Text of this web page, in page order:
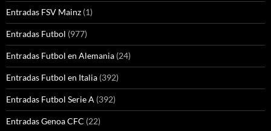
Entradas FSV Mainz (1)
Entradas Futbol (977)
Entradas Futbol en Alemania (24)
Entradas Futbol en Italia (392)
Entradas Futbol Serie A (392)
Entradas Genoa CFC (22)